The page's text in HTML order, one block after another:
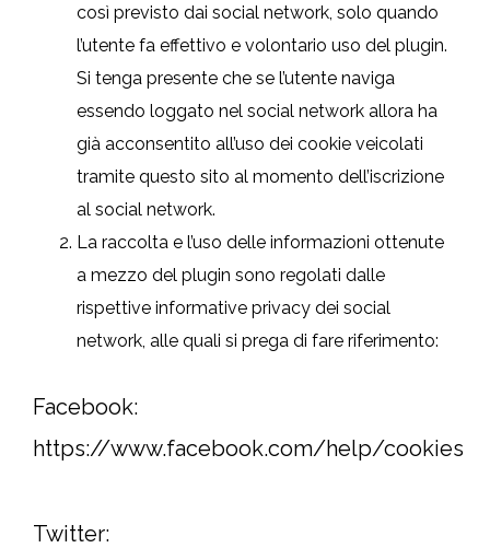
così previsto dai social network, solo quando
l’utente fa effettivo e volontario uso del plugin.
Si tenga presente che se l’utente naviga
essendo loggato nel social network allora ha
già acconsentito all’uso dei cookie veicolati
tramite questo sito al momento dell’iscrizione
al social network.
La raccolta e l’uso delle informazioni ottenute
a mezzo del plugin sono regolati dalle
rispettive informative privacy dei social
network, alle quali si prega di fare riferimento:
Facebook:
https://www.facebook.com/help/cookies
Twitter: